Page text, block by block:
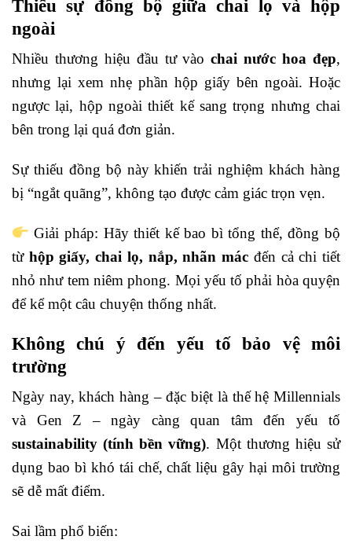
Thiếu sự đồng bộ giữa chai lọ và hộp
ngoài
Nhiều thương hiệu đầu tư vàochai nước hoa đẹp,
nhưng lại xem nhẹ phần hộp giấy bên ngoài. Hoặc
ngược lại, hộp ngoài thiết kế sang trọng nhưng chai
bên trong lại quá đơn giản.
Sự thiếu đồng bộ này khiến trải nghiệm khách hàng
bị “ngắt quãng”, không tạo được cảm giác trọn vẹn.
Giải pháp: Hãy thiết kế bao bì tổng thể, đồng bộ
từ hộp giấy, chai lọ, nắp, nhãn mác đến cả chi tiết
nhỏ như tem niêm phong. Mọi yếu tố phải hòa quyện
để kể một câu chuyện thống nhất.
Không chú ý đến yếu tố bảo vệ môi
trường
Ngày nay, khách hàng – đặc biệt là thế hệ Millennials
và Gen Z – ngày càng quan tâm đến yếu tố
sustainability (tính bền vững). Một thương hiệu sử
dụng bao bì khó tái chế, chất liệu gây hại môi trường
sẽ dễ mất điểm.
Sai lầm phổ biến: